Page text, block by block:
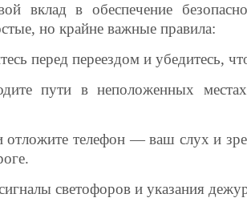
вклад в обеспечение
но крайне важные правила:
перед переездом и убедитесь,
пути в неположенных
отложите телефон — ваш слух и
светофоров и указания